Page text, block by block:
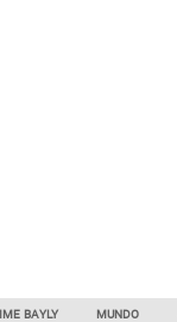
BAYLY MUNDO